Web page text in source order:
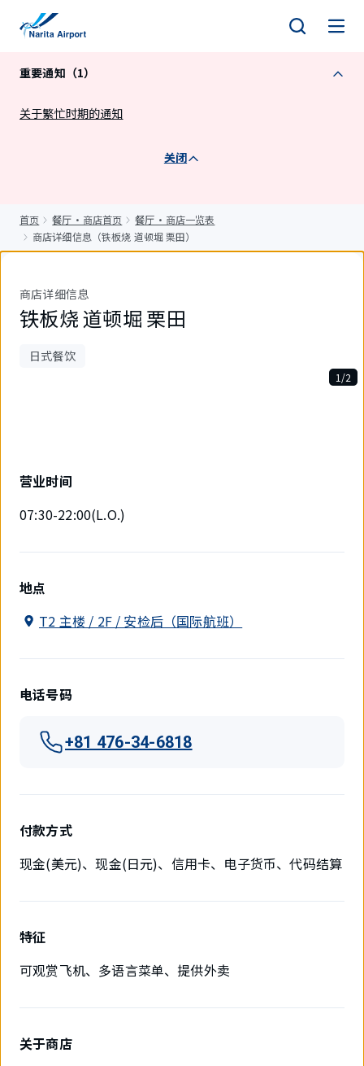
重要通知（1）
关于繁忙时期的通知
关闭
首页 餐厅・商店首页
餐厅・商店一览表
商店详细信息（铁板烧 道顿堀 栗田）
商店详细信息
铁板烧 道顿堀 栗田
日式餐饮
件。
1/2
营业时间
07:30-22:00(L.O.)
地点
T2 主楼 / 2F / 安检后（国际航班）
电话号码
+81 476-34-6818
付款方式
现金(美元)、现金(日元)、信用卡、电子货币、代码结算
特征
可观赏飞机、多语言菜单、提供外卖
关于商店